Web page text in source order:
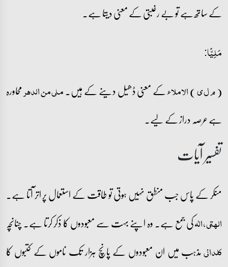
کے ساتھ ہے تو بے رغبتی کے معنی دیتا ہے۔
مَلِیًّا:
(م ل ی)الاملاءکے معنی ڈھیل دینے کے ہیں۔ملی من الدھرمحاورہ
ہے عرصہ دراز کے لیے۔
تفسیر آیات
منکر کے پاس جب منطق نہیں ہوتی تو طاقت کے استعمال پر اتر آتا ہے۔
الھتی، الٰہکی جمع ہے۔ وہ اپنے بہت سے معبودوں کا ذکر کرتا ہے۔ چنانچہ
کلدانیمذہب میں ان معبودوں کے پانچ ہزار تک ناموں کے کتبوں کا